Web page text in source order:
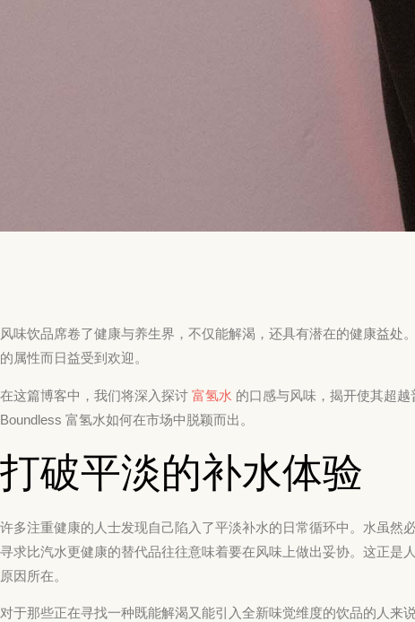
风味饮品席卷了健康与养生界，不仅能解渴，还具有潜在的健康益处
的属性而日益受到欢迎。
在这篇博客中，我们将深入探讨 富氢水 的口感与风味，揭开使其超
Boundless 富氢水如何在市场中脱颖而出。
打破平淡的补水体验
许多注重健康的人士发现自己陷入了平淡补水的日常循环中。水虽然
寻求比汽水更健康的替代品往往意味着要在风味上做出妥协。这正是
原因所在。
对于那些正在寻找一种既能解渴又能引入全新味觉维度的饮品的人来